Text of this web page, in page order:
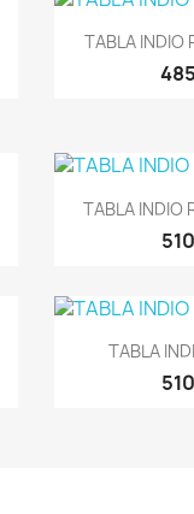

TABLA INDIO

TABLA INDIO

TABLA